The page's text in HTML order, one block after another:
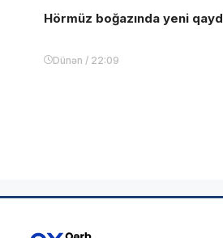
Hörmüz boğazında yeni
Dünən / 22:09